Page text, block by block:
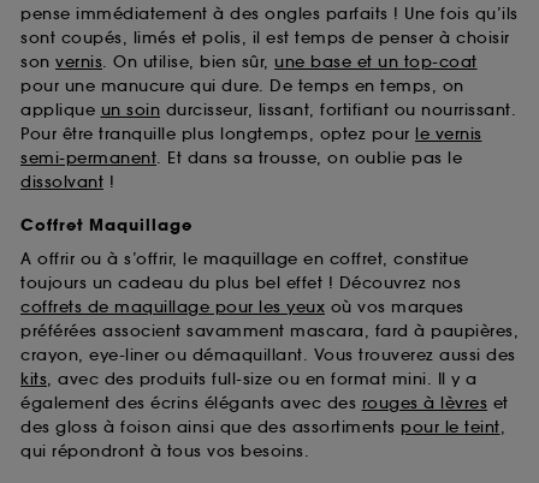
pense immédiatement à des ongles parfaits ! Une fois qu’ils
sont coupés, limés et polis, il est temps de penser à choisir
son vernis. On utilise, bien sûr, une base et un top-coat
pour une manucure qui dure. De temps en temps, on
applique un soin durcisseur, lissant, fortifiant ou nourrissant.
Pour être tranquille plus longtemps, optez pour le vernis
semi-permanent. Et dans sa trousse, on oublie pas le
dissolvant !
Coffret Maquillage
A offrir ou à s’offrir, le maquillage en coffret, constitue
toujours un cadeau du plus bel effet ! Découvrez nos
coffrets de maquillage pour les yeux où vos marques
préférées associent savamment mascara, fard à paupières,
crayon, eye-liner ou démaquillant. Vous trouverez aussi des
kits, avec des produits full-size ou en format mini. Il y a
également des écrins élégants avec des rouges à lèvres et
des gloss à foison ainsi que des assortiments pour le teint,
qui répondront à tous vos besoins.